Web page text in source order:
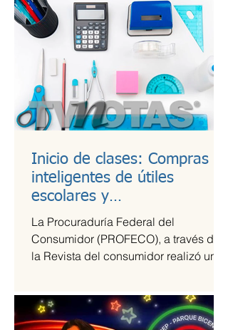
Inicio de clases: Compras
inteligentes de útiles
escolares y
recomendaciones para la
lonchera
La Procuraduría Federal del
Consumidor (PROFECO), a través de
la Revista del consumidor realizó un